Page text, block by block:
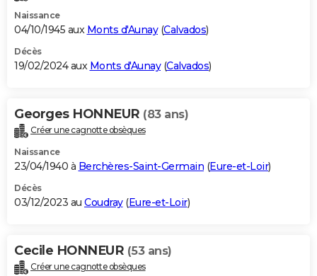
Naissance
04/10/1945 aux Monts d'Aunay(Calvados)
Décès
19/02/2024 aux Monts d'Aunay(Calvados)
Georges HONNEUR (83 ans)
Créer une cagnotte obsèques
Naissance
23/04/1940 à Berchères-Saint-Germain (Eure-et-Loir)
Décès
03/12/2023 au Coudray(Eure-et-Loir)
Cecile HONNEUR (53 ans)
Créer une cagnotte obsèques